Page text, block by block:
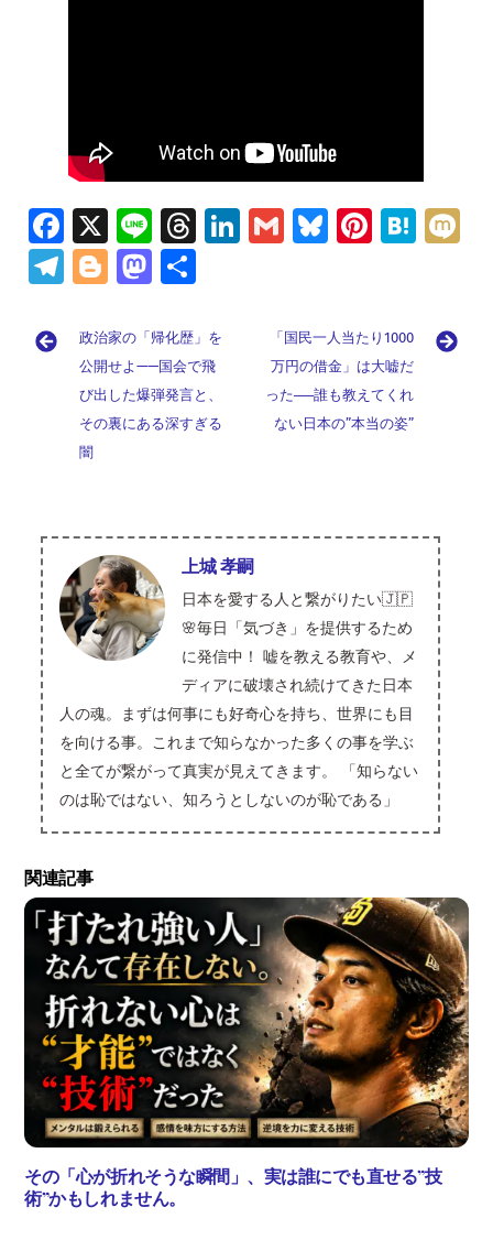
Fa
ce
b
o
o
k
X
Li
n
e
T
a
d
s
Li
dI
G
l
Bl
ky
Pi
es
t
H
n
Te
gr
a
m
Bl
g
g
er
M
to
d
o
n
政治家の「帰化歴」を
公開せよ——国会で飛
び出した爆弾発言と、
その裏にある深すぎる
闇
「国民一人当たり1000
万円の借金」は大嘘だ
った──誰も教えてくれ
ない日本の”本当の姿”
上城 孝嗣
日本を愛する人と繋がりたい🇯🇵
🌸毎日「気づき」を提供するため
に発信中！ 嘘を教える教育や、メ
ディアに破壊され続けてきた日本
人の魂。まずは何事にも好奇心を持ち、世界にも目
を向ける事。これまで知らなかった多くの事を学ぶ
と全てが繋がって真実が見えてきます。 「知らない
のは恥ではない、知ろうとしないのが恥である」
関連記事
その「心が折れそうな瞬間」、実は誰にでも直せる”技
術”かもしれません。